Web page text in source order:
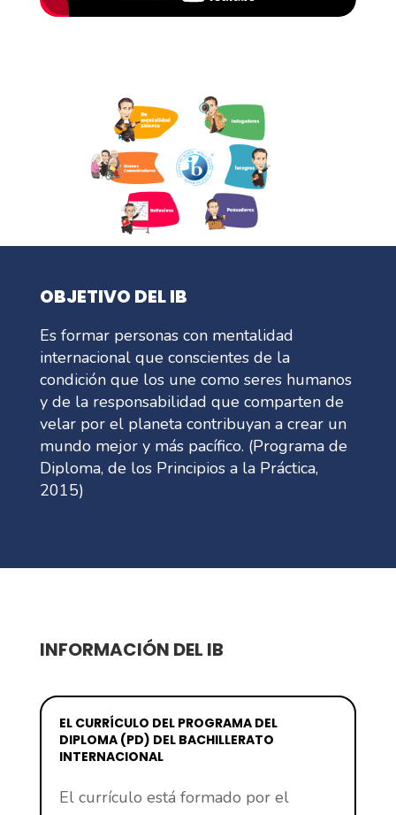
OBJETIVO DEL IB
Es formar personas con mentalidad
internacional que conscientes de la
condición que los une como seres humanos
y de la responsabilidad que comparten de
velar por el planeta contribuyan a crear un
mundo mejor y más pacífico. (Programa de
Diploma, de los Principios a la Práctica,
2015)
INFORMACIÓN DEL IB
EL CURRÍCULO DEL PROGRAMA DEL
DIPLOMA (PD) DEL BACHILLERATO
INTERNACIONAL
El currículo está formado por el